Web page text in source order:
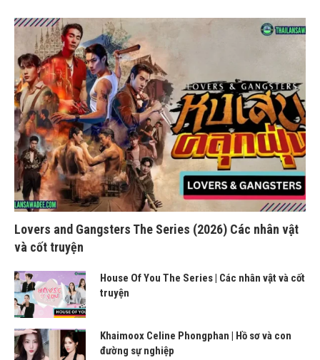
Lovers and Gangsters The Series (2026) Các nhân vật
và cốt truyện
House Of You The Series | Các nhân vật và cốt
truyện
Khaimoox Celine Phongphan | Hồ sơ và con
đường sự nghiệp